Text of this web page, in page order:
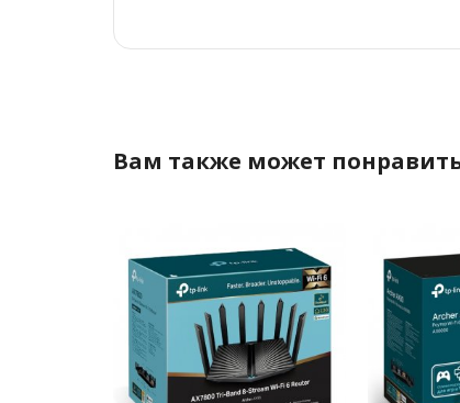
Вам также может